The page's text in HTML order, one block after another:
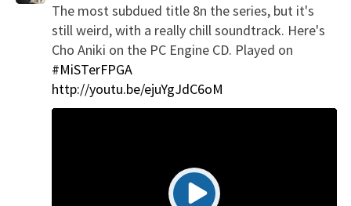
The most subdued title 8n the series, but it's
still weird, with a really chill soundtrack. Here's
Cho Aniki on the PC Engine CD. Played on
#MiSTerFPGA
http://youtu.be/ejuYgJdC6oM